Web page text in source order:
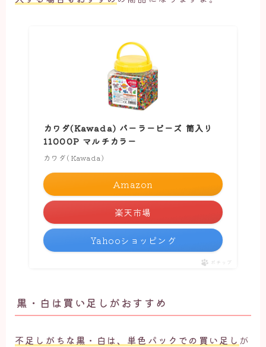
カワダ(Kawada) パーラービーズ 筒入り
11000P マルチカラー
カワダ(Kawada)
Amazon
楽天市場
Yahooショッピング
ポチップ
黒・白は買い足しがおすすめ
不足しがちな黒・白は、単色パックでの買い足し が